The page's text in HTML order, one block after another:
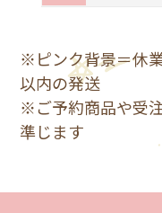
※ピンク背景＝休
以内の発送
※ご予約商品や受
準じます